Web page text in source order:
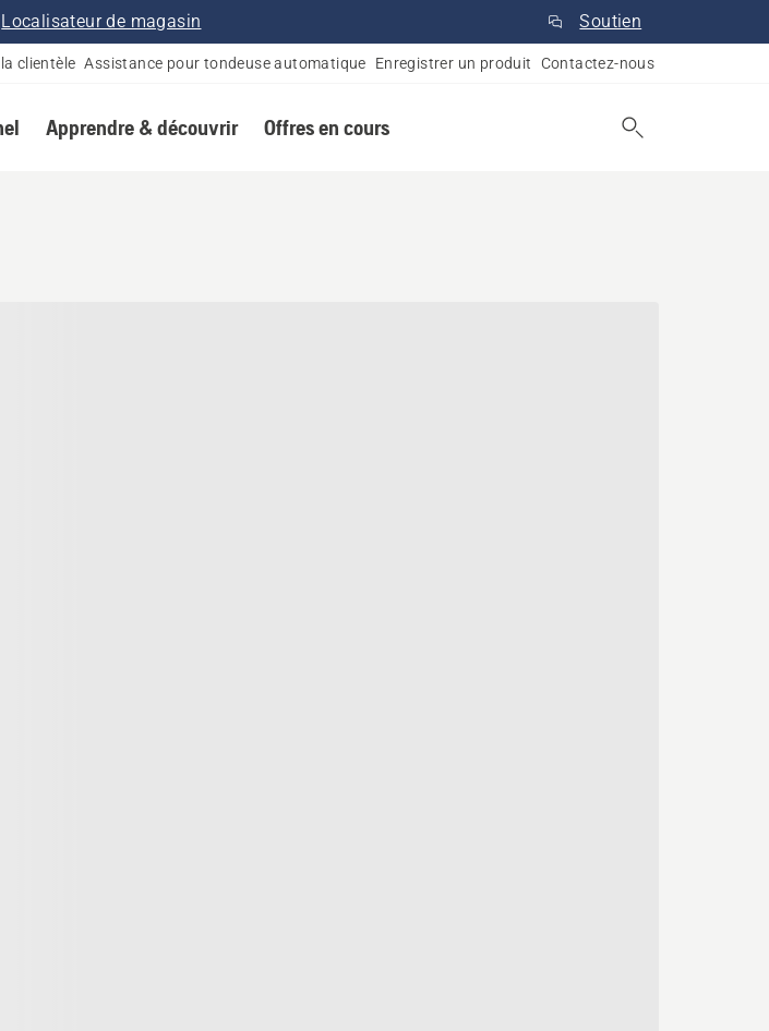
Localisateur de magasin Soutien
clientèle Assistance pour tondeuse automatique Enregistrer un produit Contactez-nous
Apprendre & découvrir Offres en cours
à Victoriaville, Québec